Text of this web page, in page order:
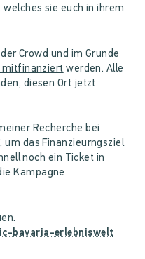
sie euch in ihrem
Crowd und im Grunde
mitfinanziert werden. Alle
diesen Ort jetzt
Recherche bei
um das Finanzieurngsziel
noch ein Ticket in
Kampagne
bavaria-erlebniswelt